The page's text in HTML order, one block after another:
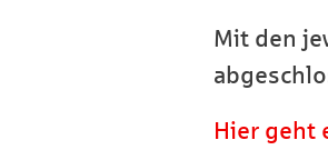
Mit den
Hier geht